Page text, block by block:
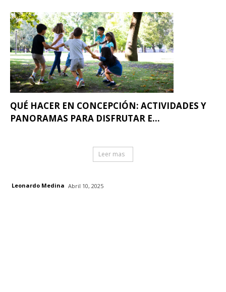
QUÉ HACER EN CONCEPCIÓN: ACTIVIDADES Y
PANORAMAS PARA DISFRUTAR E...
Leer mas
Leonardo Medina Abril 10, 2025